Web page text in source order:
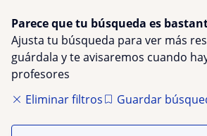
Parece que tu búsqueda es
Ajusta tu búsqueda para ver más
guárdala y te avisaremos cuando
profesores
Eliminar filtros
Guardar